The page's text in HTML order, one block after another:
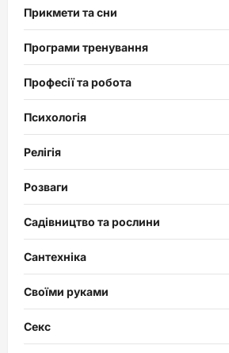
Прикмети та сни
Програми тренування
Професії та робота
Психологія
Релігія
Розваги
Садівництво та рослини
Сантехніка
Своїми руками
Секс